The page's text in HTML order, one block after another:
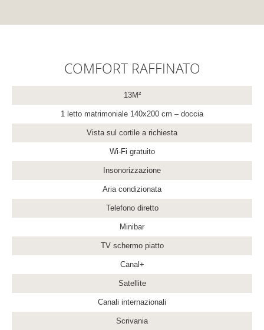
COMFORT RAFFINATO
13M²
1 letto matrimoniale 140x200 cm – doccia
Vista sul cortile a richiesta
Wi-Fi gratuito
Insonorizzazione
Aria condizionata
Telefono diretto
Minibar
TV schermo piatto
Canal+
Satellite
Canali internazionali
Scrivania